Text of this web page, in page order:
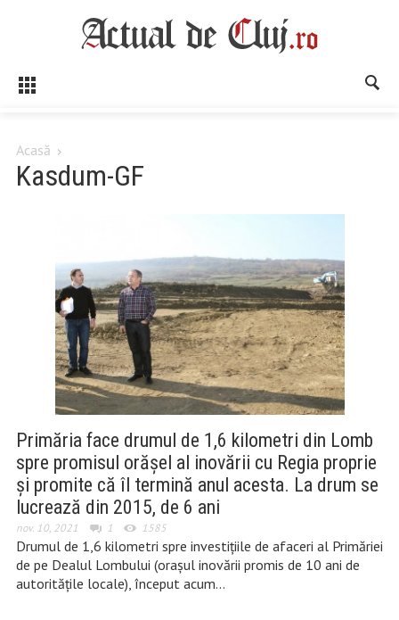
Acasă
Kasdum-GF
Primăria face drumul de 1,6 kilometri din Lomb
spre promisul orășel al inovării cu Regia proprie
și promite că îl termină anul acesta. La drum se
lucrează din 2015, de 6 ani
nov. 10, 2021 1 1585
Drumul de 1,6 kilometri spre investițiile de afaceri al Primăriei
de pe Dealul Lombului (orașul inovării promis de 10 ani de
autoritățile locale), început acum…